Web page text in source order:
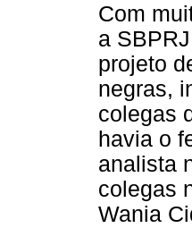
Com
a
projeto
negras,
colegas
havia o
analista
colegas
Wania